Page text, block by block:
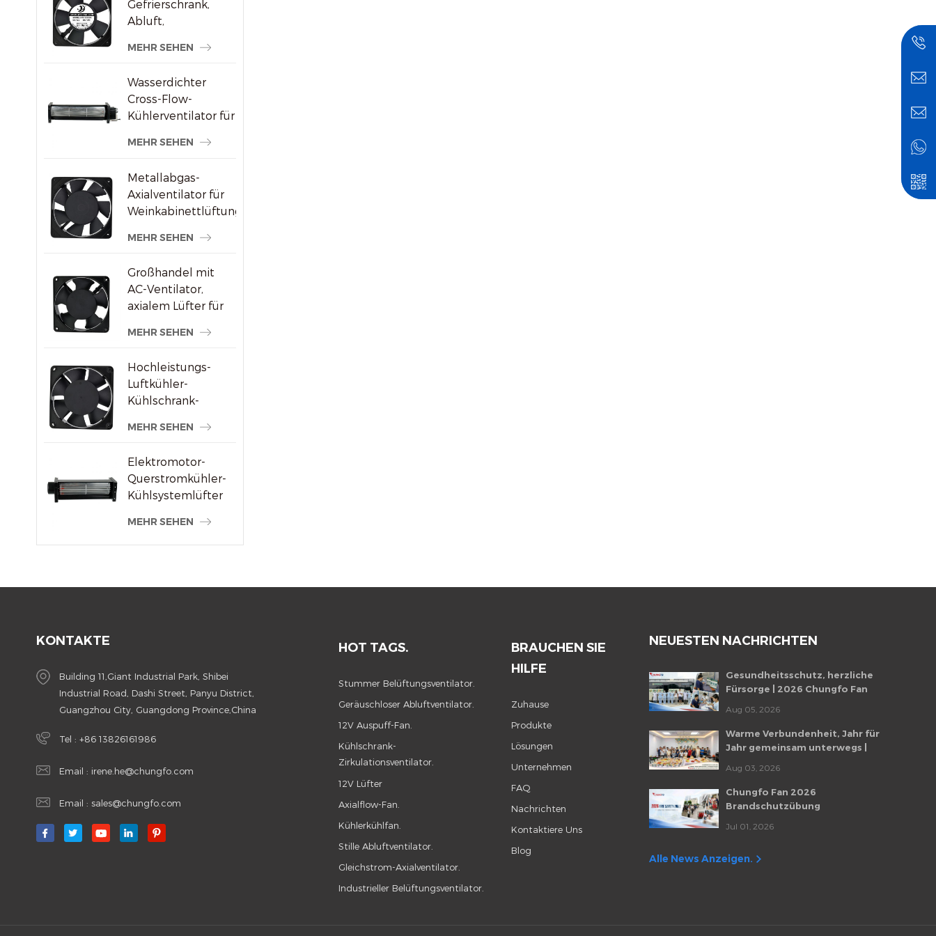
Gefrierschrank,
Abluft,
Axialventilator
MEHR SEHEN
Wasserdichter
Cross-Flow-
Kühlerventilator für
MEHR SEHEN
Metallabgas-
Axialventilator für
Weinkabinettlüftung
MEHR SEHEN
Großhandel mit
AC-Ventilator,
axialem Lüfter für
MEHR SEHEN
Hochleistungs-
Luftkühler-
Kühlschrank-
x 120 x 38 mm
MEHR SEHEN
Elektromotor-
Querstromkühler-
Kühlsystemlüfter
MEHR SEHEN
KONTAKTE
Building 11,Giant Industrial Park, Shibei
Industrial Road, Dashi Street, Panyu District,
Guangzhou City, Guangdong Province,China
Tel : +86 13826161986
Email : irene.he@chungfo.com
Email : sales@chungfo.com
HOT TAGS.
Stummer Belüftungsventilator.
Geräuschloser Abluftventilator.
12V Auspuff-Fan.
Kühlschrank-
Zirkulationsventilator.
12V Lüfter
Axialflow-Fan.
Kühlerkühlfan.
Stille Abluftventilator.
Gleichstrom-Axialventilator.
Industrieller Belüftungsventilator.
BRAUCHEN SIE
HILFE
Zuhause
Produkte
Lösungen
Unternehmen
FAQ
Nachrichten
Kontaktiere Uns
Blog
NEUESTEN NACHRICHTEN
Gesundheitsschutz, herzliche
Fürsorge | 2026 Chungfo Fan
Veranstaltung
Aug 05, 2026
Warme Verbundenheit, Jahr für
Jahr gemeinsam unterwegs |
Geburtstagsfeier von Chungfo Fan
Aug 03, 2026
Chungfo Fan 2026
Brandschutzübung
Jul 01, 2026
Alle News Anzeigen.